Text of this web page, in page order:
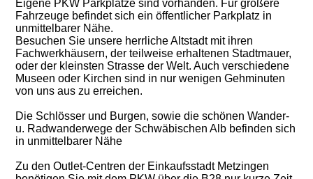
Eigene PKW Parkplätze sind vorhanden. Für größere
Fahrzeuge befindet sich ein öffentlicher Parkplatz in
unmittelbarer Nähe.
Besuchen Sie unsere herrliche Altstadt mit ihren
Fachwerkhäusern, der teilweise erhaltenen Stadtmauer,
oder der kleinsten Strasse der Welt. Auch verschiedene
Museen oder Kirchen sind in nur wenigen Gehminuten
von uns aus zu erreichen.
Die Schlösser und Burgen, sowie die schönen Wander-
u. Radwanderwege der Schwäbischen Alb befinden sich
in unmittelbarer Nähe
Zu den Outlet-Centren der Einkaufsstadt Metzingen